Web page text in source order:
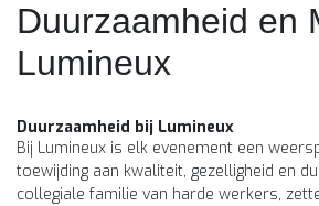
Duurzaamheid en
Lumineux
Duurzaamheid bij Lumineux
Bij Lumineux is elk evenement een
toewijding aan kwaliteit, gezelligheid en
collegiale familie van harde werkers,